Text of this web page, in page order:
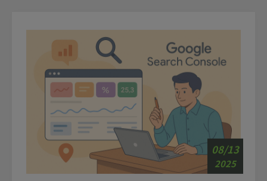
08/13
2025